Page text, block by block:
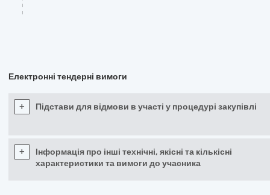
Електронні тендерні вимоги
+ Підстави для відмови в участі у процедурі закупівлі
+
Інформація про інші технічні, якісні та кількісні
характеристики та вимоги до учасника